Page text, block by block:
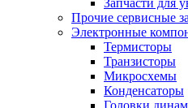
Запчасти для
Прочие сервисные
Электронные
Термисторы
Транзисторы
Микросхемы
Конденсаторы
Головки